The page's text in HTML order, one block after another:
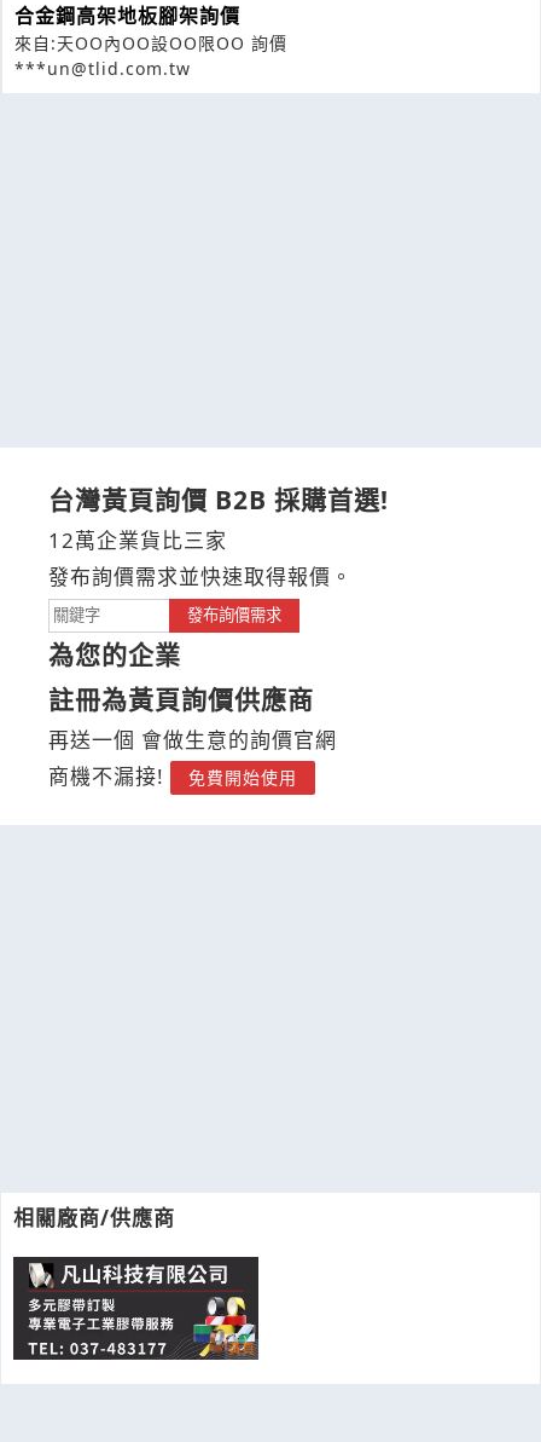
合金鋼高架地板腳架詢價
來自:天OO內OO設OO限OO 詢價
***un@tlid.com.tw
台灣黃頁詢價 B2B 採購首選!
12萬企業貨比三家
發布詢價需求並快速取得報價。
發布詢價需求
為您的企業
註冊為黃頁詢價供應商
再送一個 會做生意的詢價官網
商機不漏接!
免費開始使用
相關廠商/供應商